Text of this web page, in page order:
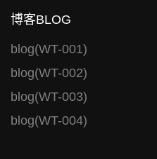
博客BLOG
blog(WT-001)
blog(WT-002)
blog(WT-003)
blog(WT-004)